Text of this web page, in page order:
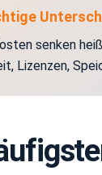
senken
Lizenzen,